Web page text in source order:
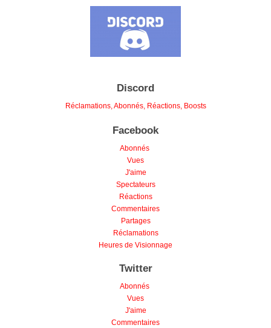
Discord
Réclamations, Abonnés, Réactions, Boosts
Facebook
Abonnés
Vues
J'aime
Spectateurs
Réactions
Commentaires
Partages
Réclamations
Heures de Visionnage
Twitter
Abonnés
Vues
J'aime
Commentaires